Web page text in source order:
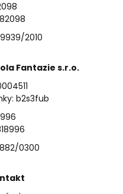
2010
Fantazie s.r.o.
b2s3fub
0300